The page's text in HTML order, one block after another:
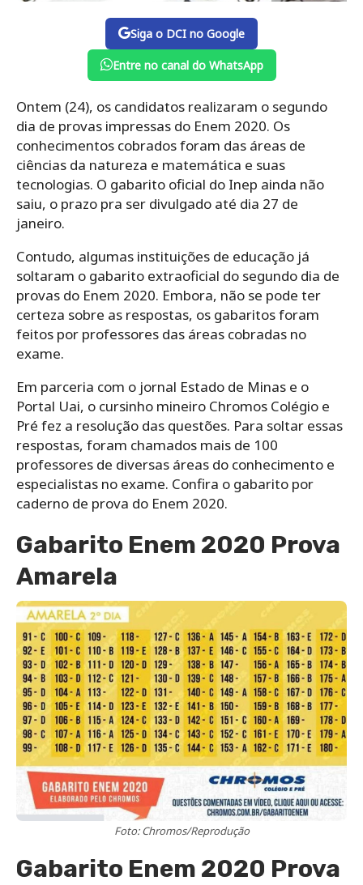
Siga o DCI no Google
Entre no canal do WhatsApp
Ontem (24), os candidatos realizaram o segundo
dia de provas impressas do Enem 2020. Os
conhecimentos cobrados foram das áreas de
ciências da natureza e matemática e suas
tecnologias. O gabarito oficial do Inep ainda não
saiu, o prazo pra ser divulgado até dia 27 de
janeiro.
Contudo, algumas instituições de educação já
soltaram o gabarito extraoficial do segundo dia de
provas do Enem 2020. Embora, não se pode ter
certeza sobre as respostas, os gabaritos foram
feitos por professores das áreas cobradas no
exame.
Em parceria com o jornal Estado de Minas e o
Portal Uai, o cursinho mineiro Chromos Colégio e
Pré fez a resolução das questões. Para soltar essas
respostas, foram chamados mais de 100
professores de diversas áreas do conhecimento e
especialistas no exame. Confira o gabarito por
caderno de prova do Enem 2020.
Gabarito Enem 2020 Prova
Amarela
Foto: Chromos/Reprodução
Gabarito Enem 2020 Prova